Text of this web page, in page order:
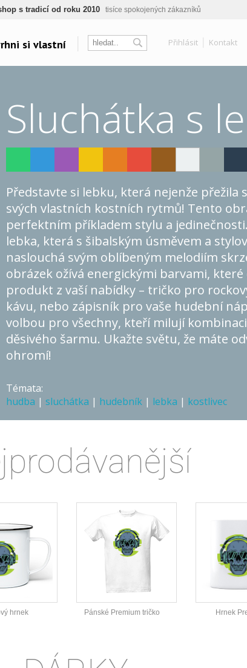
nezávadný žádná čínská chemie, barvy s certifikáty, minimum plastů
⚡Rychlé dodání expedujeme do 24h
s tradicí od roku 2010 tisíce spokojených zákazníků
si vlastní Přihlásit Kontakt
témata..
Belabel na Facebooku
Galerie
Sluchátka s
Představte si lebku, která nejenže přežila
svých vlastních kostních rytmů! Tento
perfektním příkladem stylu a
lebka, která s šibalským úsměvem a
naslouchá svým oblíbeným melodiím
obrázek ožívá energickými barvami,
produkt z vaší nabídky – tričko pro
kávu, nebo zápisník pro vaše hudební
volbou pro všechny, kteří milují
děsivého šarmu. Ukažte světu, že máte
ohromí!
Témata:
hudba | sluchátka | hudebník | lebka | kostlivec
hrnek Pánské Premium tričko Hrnek